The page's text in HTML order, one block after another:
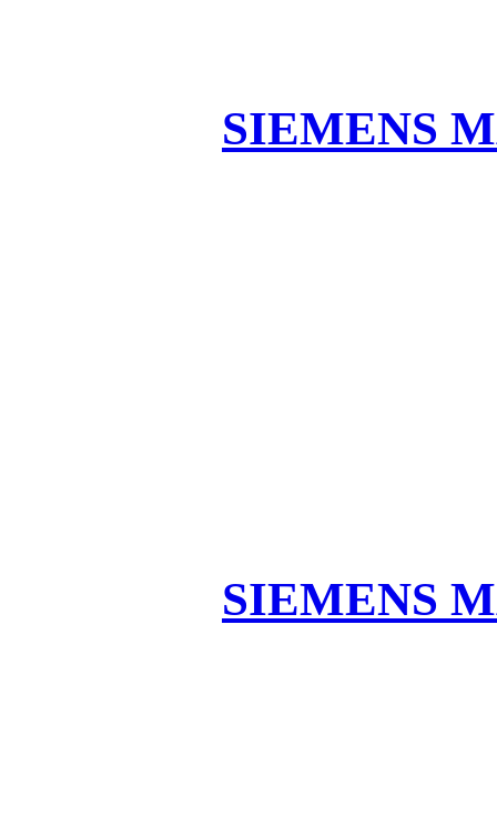
SIEMENS
SIEMENS